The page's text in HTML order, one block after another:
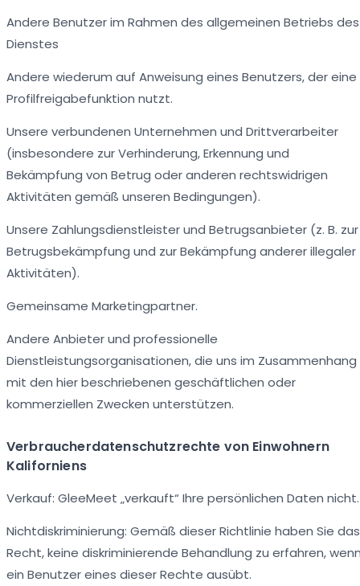
Andere Benutzer im Rahmen des allgemeinen Betriebs des
Dienstes
Andere wiederum auf Anweisung eines Benutzers, der eine
Profilfreigabefunktion nutzt.
Unsere verbundenen Unternehmen und Drittverarbeiter
(insbesondere zur Verhinderung, Erkennung und
Bekämpfung von Betrug oder anderen rechtswidrigen
Aktivitäten gemäß unseren Bedingungen).
Unsere Zahlungsdienstleister und Betrugsanbieter (z. B. zur
Betrugsbekämpfung und zur Bekämpfung anderer illegaler
Aktivitäten).
Gemeinsame Marketingpartner.
Andere Anbieter und professionelle
Dienstleistungsorganisationen, die uns im Zusammenhang
mit den hier beschriebenen geschäftlichen oder
kommerziellen Zwecken unterstützen.
Verbraucherdatenschutzrechte von Einwohnern
Kaliforniens
Verkauf: GleeMeet „verkauft“ Ihre persönlichen Daten nicht.
Nichtdiskriminierung: Gemäß dieser Richtlinie haben Sie das
Recht, keine diskriminierende Behandlung zu erfahren,
ein Benutzer eines dieser Rechte ausübt.